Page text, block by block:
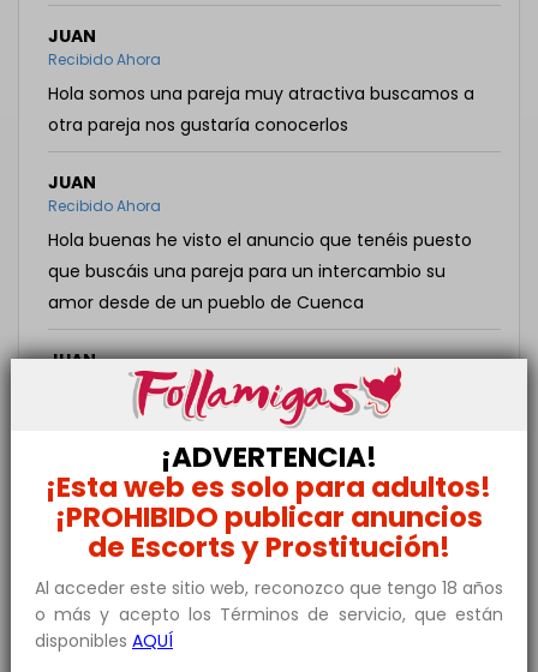
JUAN
Recibido Ahora
Hola somos una pareja muy atractiva buscamos a
otra pareja nos gustaría conocerlos
JUAN
Recibido Ahora
Hola buenas he visto el anuncio que tenéis puesto
que buscáis una pareja para un intercambio su
amor desde de un pueblo de Cuenca
JUAN
Recibido hace una hora
Con las vistas en la función que tenéis puesto y nos
gustaría conocer a otra pareja estamos en los 50
ROCIO
Recibido hace una hora
Hola buenos días , somos una pareja de Valladolid,
de vacaciones por Cuenca, si os interesa, podemos
quedar, tenemos sitio en pueblo de cuenca,
Antonio y Rocío si estáis interesados os damos
¡ADVERTENCIA!
¡Esta web es solo para adultos!
¡PROHIBIDO publicar anuncios
de Escorts y Prostitución!
Al acceder este sitio web, reconozco que tengo 18 años
o más y acepto los Términos de servicio, que están
disponibles AQUÍ